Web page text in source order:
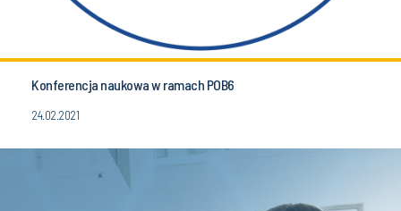
Konferencja naukowa w ramach POB6
24.02.2021